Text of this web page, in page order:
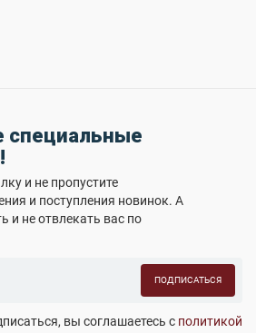
специальные
и не пропустите
и поступления новинок. А
и не отвлекать вас по
ПОДПИСАТЬСЯ
вы соглашаетесь с политикой